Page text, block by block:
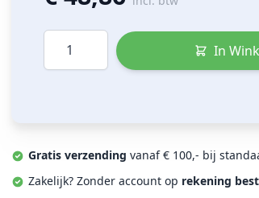
Aantal
In
Gratis verzending vanaf € 100,- bij
Zakelijk? Zonder account op rekening